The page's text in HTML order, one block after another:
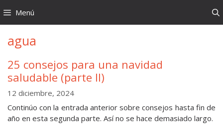
al
contenido
Menú
agua
25 consejos para una navidad
saludable (parte II)
12 diciembre, 2024
Continúo con la entrada anterior sobre consejos hasta fin de
año en esta segunda parte. Así no se hace demasiado largo.